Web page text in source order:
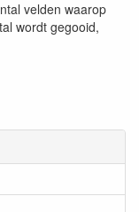
velden waarop
wordt gegooid,